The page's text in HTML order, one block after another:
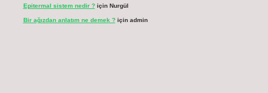
Epitermal sistem nedir ?için Nurgül
Bir ağızdan anlatım ne demek ?için admin